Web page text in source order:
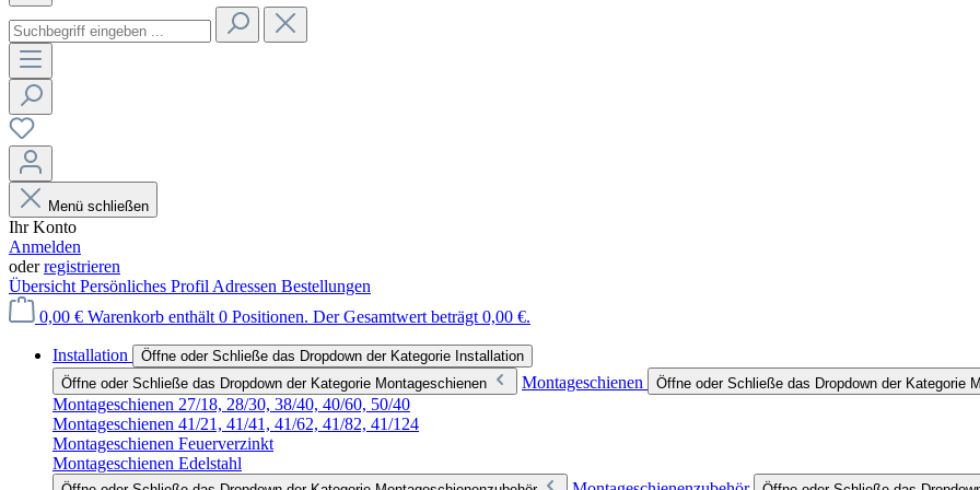
Menü schließen
Ihr Konto
Anmelden
oderregistrieren
Übersicht Persönliches Profil Adressen Bestellungen
0,00 € Warenkorb enthält 0 Positionen. Der Gesamtwert beträgt 0,00 €.
Installation
Öffne oder Schließe das Dropdown der Kategorie Installation
Öffne oder Schließe das Dropdown der Kategorie Montageschienen
Montageschienen Öffne oder Schließe das Dropdown der Kategorie
Montageschienen 27/18, 28/30, 38/40, 40/60, 50/40
Montageschienen 41/21, 41/41, 41/62, 41/82, 41/124
Montageschienen Feuerverzinkt
Montageschienen Edelstahl